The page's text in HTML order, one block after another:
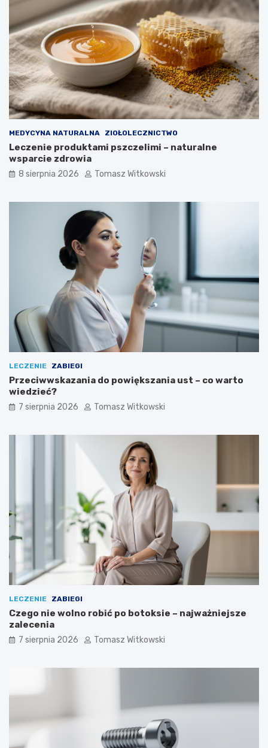
k
d
ł
u
g
o
m
o
ż
n
a
j
s
o
k
r
z
y
c
y
MEDYCYNA NATURALNA ZIOŁOLECZNICTWO
Leczenie produktami pszczelimi – naturalne
wsparcie zdrowia
8 sierpnia 2026 Tomasz Witkowski
LECZENIE ZABIEGI
Przeciwwskazania do powiększania ust – co warto
wiedzieć?
7 sierpnia 2026 Tomasz Witkowski
LECZENIE ZABIEGI
Czego nie wolno robić po botoksie – najważniejsze
zalecenia
7 sierpnia 2026 Tomasz Witkowski